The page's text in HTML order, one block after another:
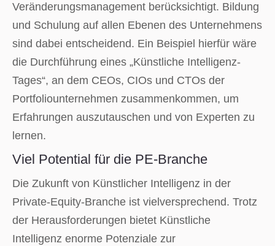
Veränderungsmanagement berücksichtigt. Bildung
und Schulung auf allen Ebenen des Unternehmens
sind dabei entscheidend. Ein Beispiel hierfür wäre
die Durchführung eines „Künstliche Intelligenz-
Tages“, an dem CEOs, CIOs und CTOs der
Portfoliounternehmen zusammenkommen, um
Erfahrungen auszutauschen und von Experten zu
lernen.
Viel Potential für die PE-Branche
Die Zukunft von Künstlicher Intelligenz in der
Private-Equity-Branche ist vielversprechend. Trotz
der Herausforderungen bietet Künstliche
Intelligenz enorme Potenziale zur